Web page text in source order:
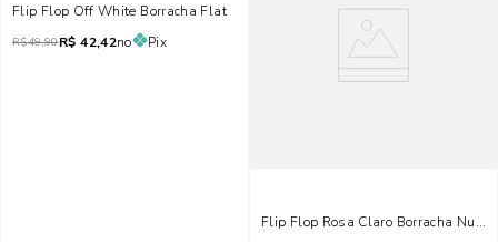
Flip Flop Off White Borracha Flat
R$49,90R$ 42,42no Pix
Flip Flop Rosa Claro Borracha